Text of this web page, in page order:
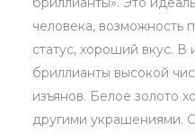
человека, возможность
статус, хороший вкус. В
бриллианты высокой
изъянов. Белое золото
другими украшениями.